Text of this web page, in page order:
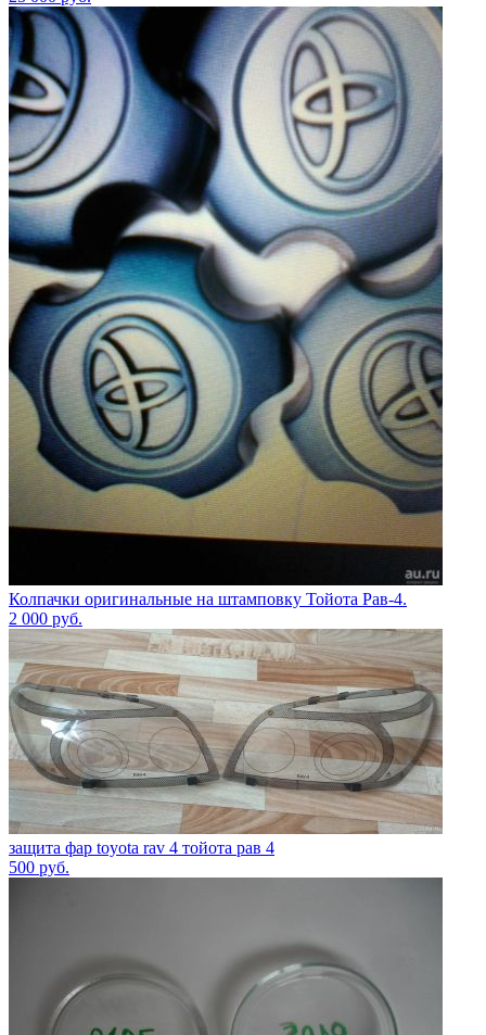
Колпачки оригинальные на штамповку Тойота Рав-4.
2 000 руб.
защита фар toyota rav 4 тойота рав 4
500 руб.